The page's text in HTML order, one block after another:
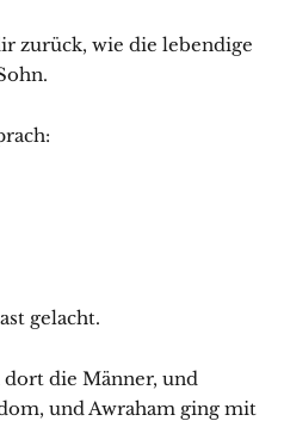
zurück, wie die lebendige
gelacht.
die Männer, und
und Awraham ging mit